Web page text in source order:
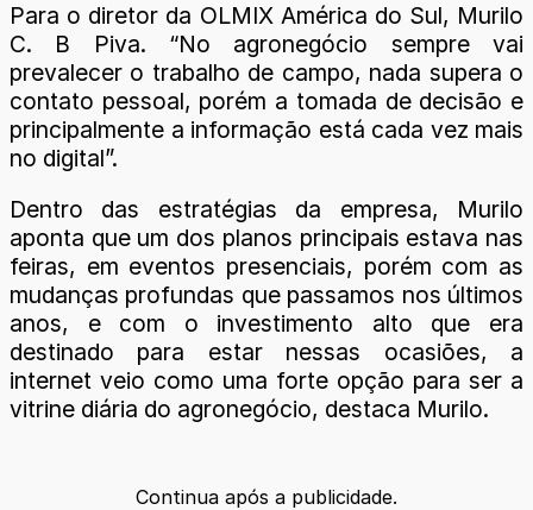
Para o diretor da OLMIX América do Sul, Murilo
C. B Piva. “No agronegócio sempre vai
prevalecer o trabalho de campo, nada supera o
contato pessoal, porém a tomada de decisão e
principalmente a informação está cada vez mais
no digital”.
Dentro das estratégias da empresa, Murilo
aponta que um dos planos principais estava nas
feiras, em eventos presenciais, porém com as
mudanças profundas que passamos nos últimos
anos, e com o investimento alto que era
destinado para estar nessas ocasiões, a
internet veio como uma forte opção para ser a
vitrine diária do agronegócio, destaca Murilo.
Continua após a publicidade.